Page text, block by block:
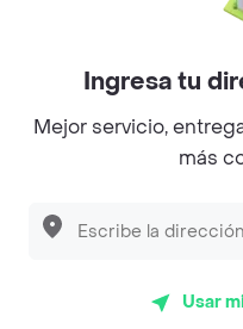
Descubre las
©2026Rappi
Ingresa tu
Mejor servicio,
más
Usar